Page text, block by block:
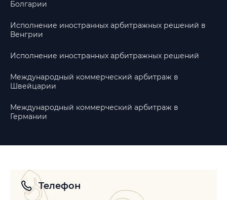
Болгарии
Исполнение иностранных арбитражных решений в
Венгрии
Исполнение иностранных арбитражных решений
Международный коммерческий арбитраж в
Швейцарии
Международный коммерческий арбитраж в
Германии
Телефон